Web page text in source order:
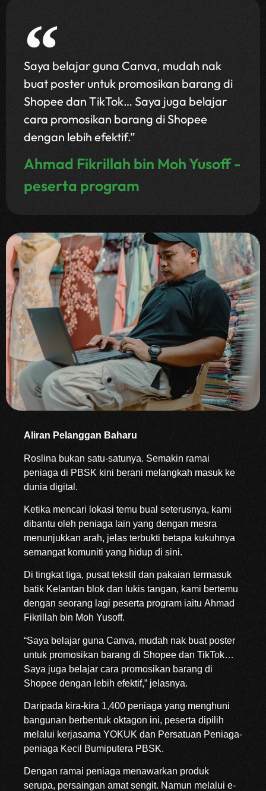
Saya belajar guna Canva, mudah nak
buat poster untuk promosikan barang di
Shopee dan TikTok… Saya juga belajar
cara promosikan barang di Shopee
dengan lebih efektif.”
Ahmad Fikrillah bin Moh Yusoff -
peserta program
Aliran Pelanggan Baharu
Roslina bukan satu-satunya. Semakin ramai
peniaga di PBSK kini berani melangkah masuk ke
dunia digital.
Ketika mencari lokasi temu bual seterusnya, kami
dibantu oleh peniaga lain yang dengan mesra
menunjukkan arah, jelas terbukti betapa kukuhnya
semangat komuniti yang hidup di sini.
Di tingkat tiga, pusat tekstil dan pakaian termasuk
batik Kelantan blok dan lukis tangan, kami bertemu
dengan seorang lagi peserta program iaitu Ahmad
Fikrillah bin Moh Yusoff.
“Saya belajar guna Canva, mudah nak buat poster
untuk promosikan barang di Shopee dan TikTok…
Saya juga belajar cara promosikan barang di
Shopee dengan lebih efektif,” jelasnya.
Daripada kira-kira 1,400 peniaga yang menghuni
bangunan berbentuk oktagon ini, peserta dipilih
melalui kerjasama YOKUK dan Persatuan Peniaga-
peniaga Kecil Bumiputera PBSK.
Dengan ramai peniaga menawarkan produk
serupa, persaingan amat sengit. Namun melalui e-